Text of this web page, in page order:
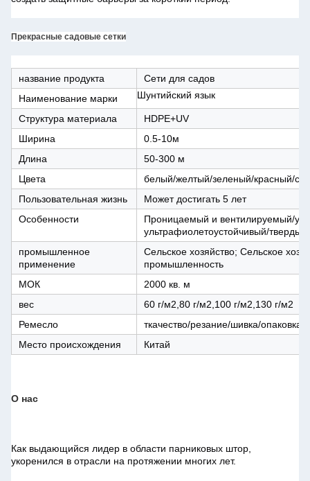
Прекрасные садовые сетки
название продукта
Сети для садов
Наименование марки
Шунтийский язык
Структура материала
HDPE+UV
Ширина
0.5-10м
Длина
50-300 м
Цвета
белый/желтый/зеленый/красный/
Пользовательная жизнь
Может достигать 5 лет
Особенности
Проницаемый и вентилируемый/
ультрафиолетоустойчивый/твердый
промышленное
применение
Сельское хозяйство; Сельское
промышленность
МОК
2000 кв. м
вес
60 г/м2,80 г/м2,100 г/м2,130 г/м2
Ремесло
ткачество/резание/шивка/опаковка
Место происхождения
Китай
О нас
Как выдающийся лидер в области парниковых штор,
укоренился в отрасли на протяжении многих лет.